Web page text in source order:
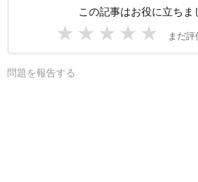
この記事はお役に立ちま
★ ★ ★ ★ ★ まだ
問題を報告する